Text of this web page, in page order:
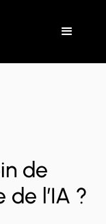
de
l’IA ?